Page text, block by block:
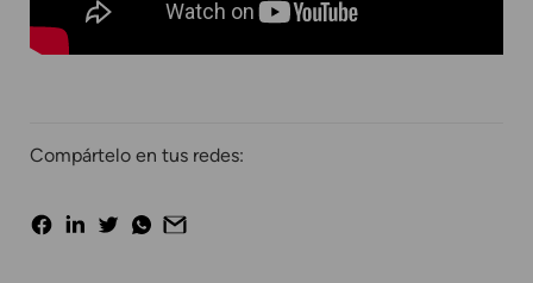
Compártelo en tus redes: